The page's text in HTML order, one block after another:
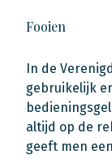
Fooien
In de
gebruikelijk
altijd op de
geeft men